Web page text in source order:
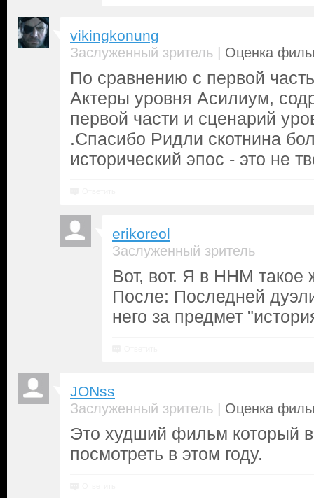
vikingkonung
Заслуженный зритель | Оценка
По сравнению с первой
Актеры уровня Асилиум,
первой части и сценарий
.Спасибо Ридли скотнина
исторический эпос - это не
erikoreol
Заслуженный зритель
Вот, вот. Я в ННМ
После: Последней
него за предмет
JONss
Заслуженный зритель | Оценка
Это худший фильм который
посмотреть в этом году.